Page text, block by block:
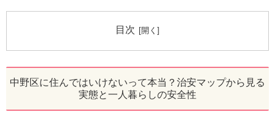
目次
中野区に住んではいけないって本当？治安マップから見る
実態と一人暮らしの安全性